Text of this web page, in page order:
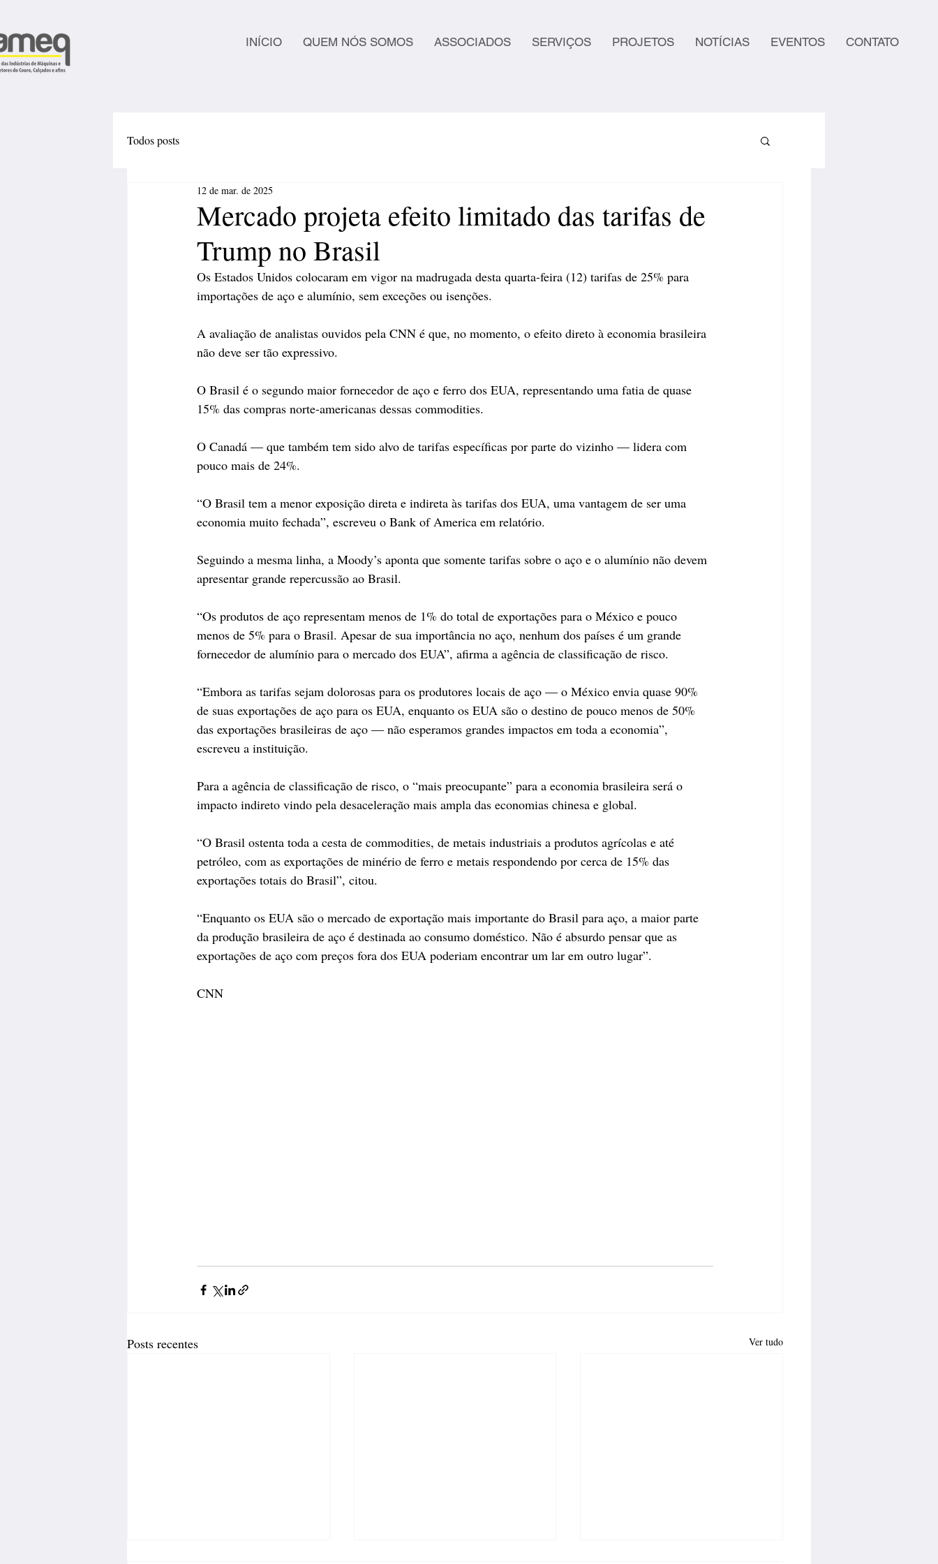
INÍCIO QUEM NÓS SOMOS ASSOCIADOS SERVIÇOS PROJETOS NOTÍCIAS EVENTOS CONTATO
Todos posts
Mercado projeta efeito limitado das tarifas de
Trump no Brasil
12 de mar. de 2025
Os Estados Unidos colocaram em vigor na madrugada desta quarta-feira (12) tarifas de 25% para
importações de aço e alumínio, sem exceções ou isenções.
A avaliação de analistas ouvidos pela CNN é que, no momento, o efeito direto à economia brasileira
não deve ser tão expressivo.
O Brasil é o segundo maior fornecedor de aço e ferro dos EUA, representando uma fatia de quase
15% das compras norte-americanas dessas commodities.
O Canadá — que também tem sido alvo de tarifas específicas por parte do vizinho — lidera com
pouco mais de 24%.
“O Brasil tem a menor exposição direta e indireta às tarifas dos EUA, uma vantagem de ser uma
economia muito fechada”, escreveu o Bank of America em relatório.
Seguindo a mesma linha, a Moody’s aponta que somente tarifas sobre o aço e o alumínio não devem
apresentar grande repercussão ao Brasil.
“Os produtos de aço representam menos de 1% do total de exportações para o México e pouco
menos de 5% para o Brasil. Apesar de sua importância no aço, nenhum dos países é um grande
fornecedor de alumínio para o mercado dos EUA”, afirma a agência de classificação de risco.
“Embora as tarifas sejam dolorosas para os produtores locais de aço — o México envia quase 90%
de suas exportações de aço para os EUA, enquanto os EUA são o destino de pouco menos de 50%
das exportações brasileiras de aço — não esperamos grandes impactos em toda a economia”,
escreveu a instituição.
Para a agência de classificação de risco, o “mais preocupante” para a economia brasileira será o
impacto indireto vindo pela desaceleração mais ampla das economias chinesa e global.
“O Brasil ostenta toda a cesta de commodities, de metais industriais a produtos agrícolas e até
petróleo, com as exportações de minério de ferro e metais respondendo por cerca de 15% das
exportações totais do Brasil”, citou.
“Enquanto os EUA são o mercado de exportação mais importante do Brasil para aço, a maior parte
da produção brasileira de aço é destinada ao consumo doméstico. Não é absurdo pensar que as
exportações de aço com preços fora dos EUA poderiam encontrar um lar em outro lugar”.
CNN
Posts recentes Ver tudo